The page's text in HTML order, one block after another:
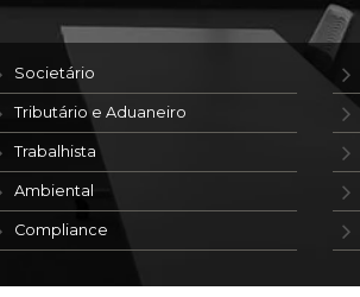
Societário
Tributário e Aduaneiro
Trabalhista
Ambiental
Compliance